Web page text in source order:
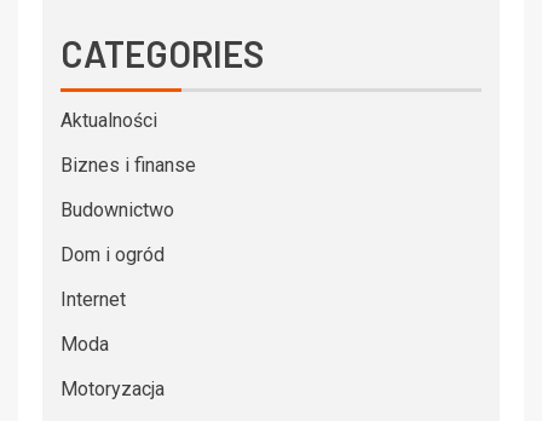
CATEGORIES
Aktualności
Biznes i finanse
Budownictwo
Dom i ogród
Internet
Moda
Motoryzacja